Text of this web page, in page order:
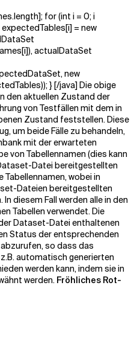
for (int i = 0; i
= new
actualDataSet
new
} [/java] Die obige
den aktuellen Zustand der
von Testfällen mit dem in
Zustand feststellen. Diese
um beide Fälle zu behandeln,
mit der erwarteten
von Tabellennamen (dies kann
Datei bereitgestellten
Tabellennamen, wobei in
Dateien bereitgestellten
diesem Fall werden alle in den
Tabellen verwendet. Die
Dataset-Datei enthaltenen
Status der entsprechenden
so dass das
automatisch generierten
werden kann, indem sie in
werden. Fröhliches Rot-